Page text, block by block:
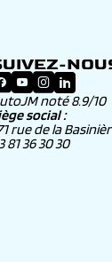
noté 8.9/10
social :
rue de la
81 36 30 30